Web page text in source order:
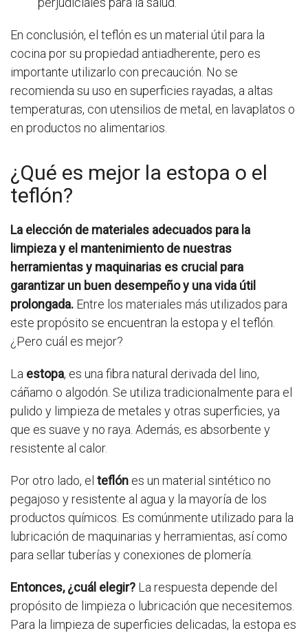
En conclusión, el teflón es un material útil para la
cocina por su propiedad antiadherente, pero es
importante utilizarlo con precaución. No se
recomienda su uso en superficies rayadas, a altas
temperaturas, con utensilios de metal, en lavaplatos o
en productos no alimentarios.
¿Qué es mejor la estopa o el
teflón?
La elección de materiales adecuados para la
limpieza y el mantenimiento de nuestras
herramientas y maquinarias es crucial para
garantizar un buen desempeño y una vida útil
prolongada. Entre los materiales más utilizados para
este propósito se encuentran la estopa y el teflón.
¿Pero cuál es mejor?
La estopa, es una fibra natural derivada del lino,
cáñamo o algodón. Se utiliza tradicionalmente para el
pulido y limpieza de metales y otras superficies, ya
que es suave y no raya. Además, es absorbente y
resistente al calor.
Por otro lado, el teflón es un material sintético no
pegajoso y resistente al agua y la mayoría de los
productos químicos. Es comúnmente utilizado para la
lubricación de maquinarias y herramientas, así como
para sellar tuberías y conexiones de plomería.
Entonces, ¿cuál elegir? La respuesta depende del
propósito de limpieza o lubricación que necesitemos.
Para la limpieza de superficies delicadas, la estopa es